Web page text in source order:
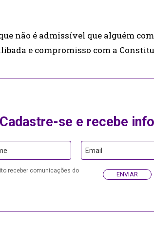
não é admissível que alguém
e compromisso com a
Cadastre-se e recebe
Email
receber comunicações do
ENVIAR